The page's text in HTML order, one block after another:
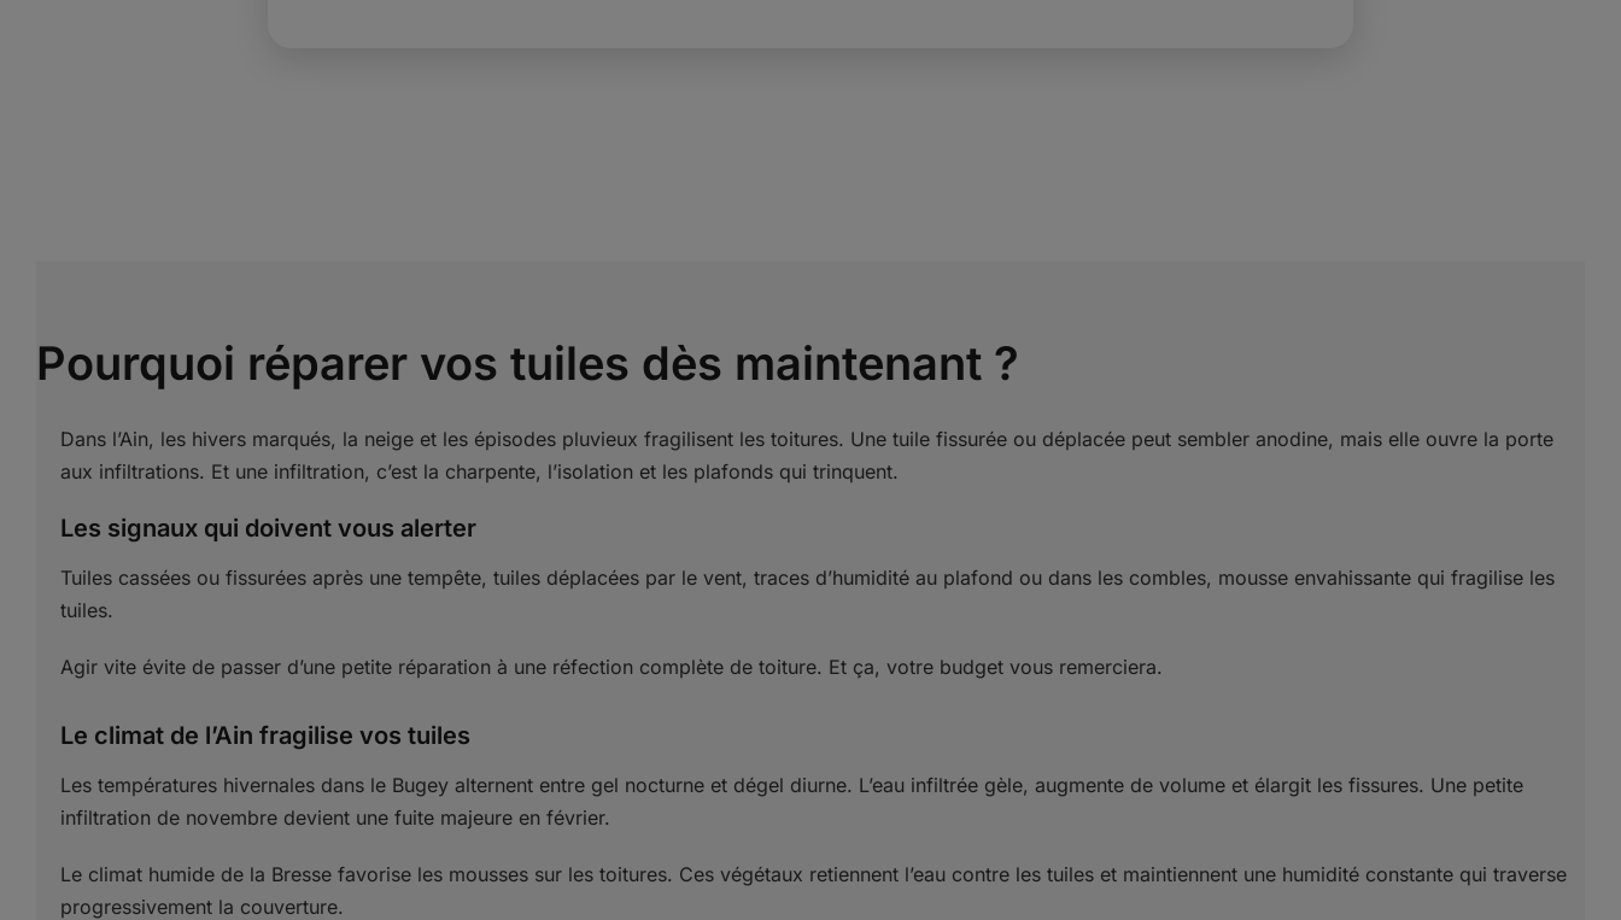
Pourquoi réparer vos tuiles dès maintenant ?
Dans l’Ain, les hivers marqués, la neige et les épisodes pluvieux fragilisent les toitures. Une tuile fissurée ou déplacée peut sembler anodine, mais elle ouvre la porte
aux infiltrations. Et une infiltration, c’est la charpente, l’isolation et les plafonds qui trinquent.
Les signaux qui doivent vous alerter
Tuiles cassées ou fissurées après une tempête, tuiles déplacées par le vent, traces d’humidité au plafond ou dans les combles, mousse envahissante qui fragilise les
tuiles.
Agir vite évite de passer d’une petite réparation à une réfection complète de toiture. Et ça, votre budget vous remerciera.
Le climat de l’Ain fragilise vos tuiles
Les températures hivernales dans le Bugey alternent entre gel nocturne et dégel diurne. L’eau infiltrée gèle, augmente de volume et élargit les fissures. Une petite
infiltration de novembre devient une fuite majeure en février.
Le climat humide de la Bresse favorise les mousses sur les toitures. Ces végétaux retiennent l’eau contre les tuiles et maintiennent une humidité constante qui traverse
progressivement la couverture.